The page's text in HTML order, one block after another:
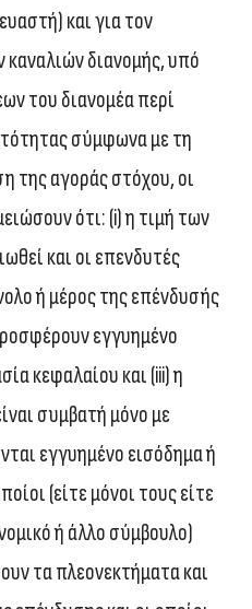
και για τον
διανομής, υπό
του διανομέα περί
σύμφωνα με τη
της αγοράς στόχου, οι
ότι: (i) η τιμή των
και οι επενδυτές
ή μέρος της επένδυσής
εγγυημένο
κεφαλαίου και (iii) η
συμβατή μόνο με
εγγυημένο εισόδημα ή
(είτε μόνοι τους είτε
ή άλλο σύμβουλο)
τα πλεονεκτήματα και